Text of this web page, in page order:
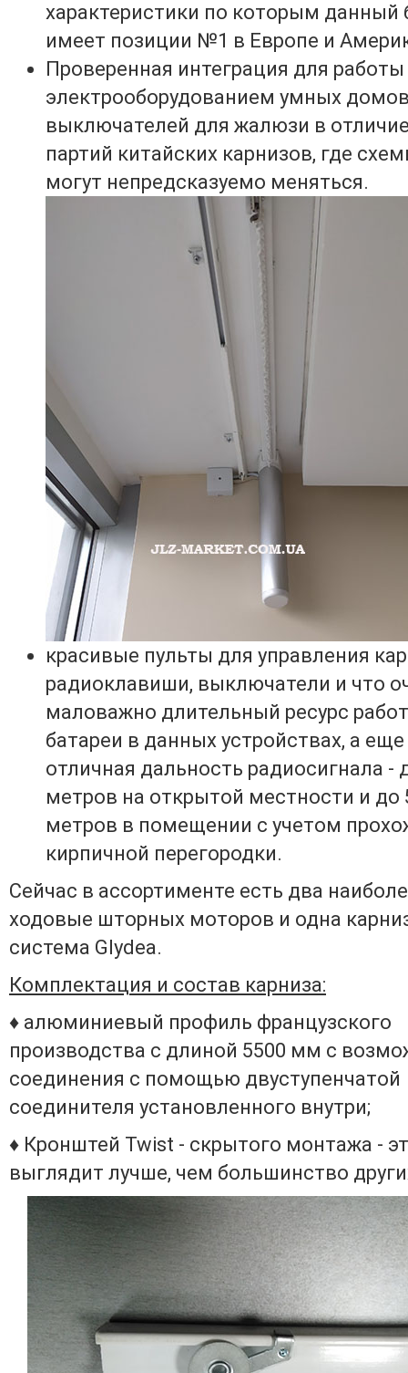
характеристики по которым данный
имеет позиции №1 в Европе и
Проверенная интеграция для работы
электрооборудованием умных
выключателей для жалюзи в
партий китайских карнизов, где
могут непредсказуемо меняться.
красивые пульты для управления
радиоклавиши, выключатели и что
маловажно длительный ресурс
батареи в данных устройствах, а
отличная дальность радиосигнала -
метров на открытой местности и до
метров в помещении с учетом
кирпичной перегородки.
Сейчас в ассортименте есть два
ходовые шторных моторов и одна
система Glydea.
Комплектация и состав карниза:
♦ алюминиевый профиль французского
производства с длиной 5500 мм с
соединения с помощью двуступенчатой ​​
соединителя установленного внутри;
♦ Кронштей ​​Twist - скрытого монтажа -
выглядит лучше, чем большинство